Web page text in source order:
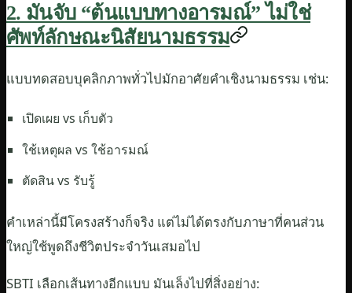
2. มันจับ “ต้นแบบทางอารมณ์” ไม่ใช่
ศัพท์ลักษณะนิสัยนามธรรม
แบบทดสอบบุคลิกภาพทั่วไปมักอาศัยคำเชิงนามธรรม เช่น:
เปิดเผย vs เก็บตัว
ใช้เหตุผล vs ใช้อารมณ์
ตัดสิน vs รับรู้
คำเหล่านี้มีโครงสร้างก็จริง แต่ไม่ได้ตรงกับภาษาที่คนส่วน
ใหญ่ใช้พูดถึงชีวิตประจำวันเสมอไป
SBTI เลือกเส้นทางอีกแบบ มันเล็งไปที่สิ่งอย่าง: